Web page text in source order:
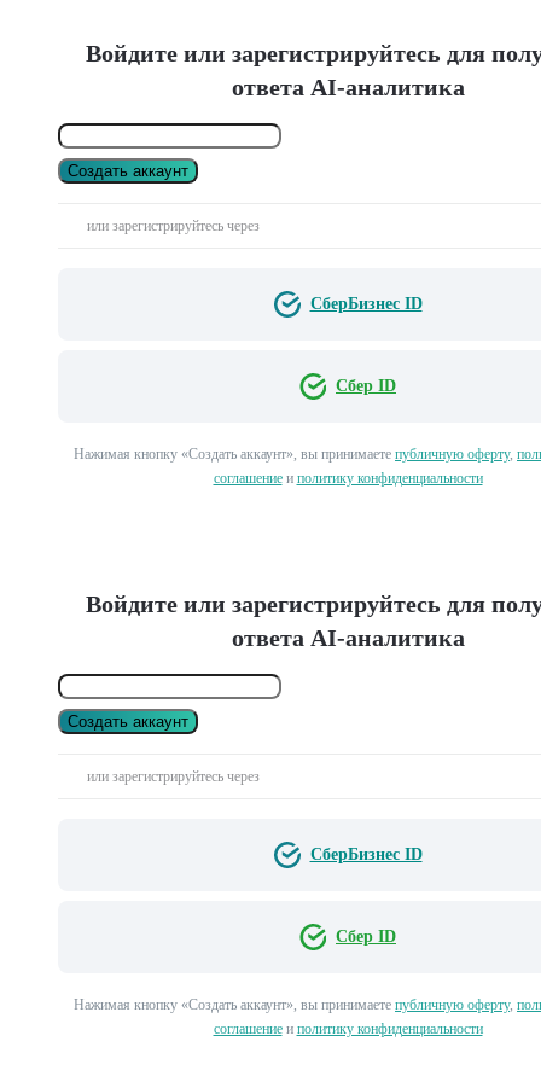
Войдите или зарегистрируйтесь для
ответа AI-аналитика
Создать аккаунт
или зарегистрируйтесь через
СберБизнес ID
Сбер ID
Нажимая кнопку «Создать аккаунт», вы принимаете публичную оферту,
соглашениеи политику конфиденциальности
Войдите или зарегистрируйтесь для
ответа AI-аналитика
Создать аккаунт
или зарегистрируйтесь через
СберБизнес ID
Сбер ID
Нажимая кнопку «Создать аккаунт», вы принимаете публичную оферту,
соглашениеи политику конфиденциальности